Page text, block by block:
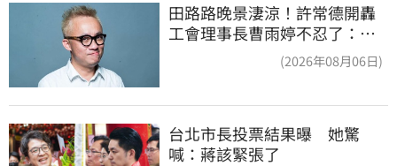
田路路晚景淒涼！許常德開轟
工會理事長曹雨婷不忍了：別
(2026年08月06日)
台北市長投票結果曝　她驚
喊：蔣該緊張了